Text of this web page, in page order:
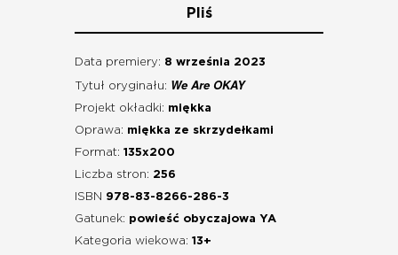
Pliś
Data premiery: 8 września 2023
Tytuł oryginału: We Are OKAY
Projekt okładki: miękka
Oprawa: miękka ze skrzydełkami
Format: 135x200
Liczba stron: 256
ISBN 978-83-8266-286-3
Gatunek: powieść obyczajowa YA
Kategoria wiekowa: 13+